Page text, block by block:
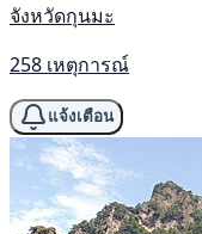
จังหวัดกุนมะ
258 เหตุการณ์
แจ้งเตือน